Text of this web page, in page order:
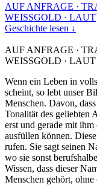
AUF ANFRAGE ·
WEISSGOLD · LAUT
Geschichte lesen ↓
AUF ANFRAGE ·
WEISSGOLD · LAUT
Wenn ein Leben in
scheint, so lebt unser
Menschen. Davon,
Tonalität des geliebten
erst und gerade mit
ausfüllen können.
rufen. Sie sagt seinen
wo sie sonst
Wissen, dass dieser
Menschen gehört,